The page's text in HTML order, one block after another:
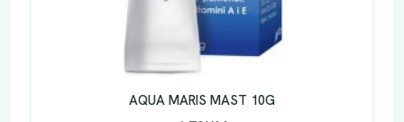
AQUA MARIS MAST 10G